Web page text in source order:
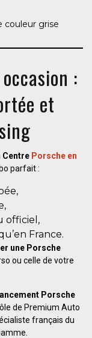
:
et
Centre Porsche en
parfait :
officiel,
France.
une Porsche
ou celle de votre
Porsche
de Premium Auto
français du